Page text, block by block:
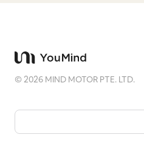
©2026 MIND MOTOR PTE. LTD.